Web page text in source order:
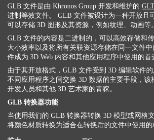
GLB 文件是由 Khronos Group 开发和维护的
进制等效文件。 GLB 文件被设计为一种开放且
可以存储 3D 图形及其资源，例如纹理、动画等。
GLB 文件的内容是二进制的，可以高效存储和
大小效率以及将所有关联资源存储在同一文件
件成为 3D Web 内容和其他应用程序中使用的首
由于其开放格式，GLB 文件受到 3D 编辑软件
不同应用程序之间交换 3D 数据的主要手段，该
开发人员和其他 3D 艺术家的青睐。
GLB 转换器功能
当使用我们的 GLB 转换器转换 3D 模型或网格
将颜色材质转换为适合在转换后的文件中使用的